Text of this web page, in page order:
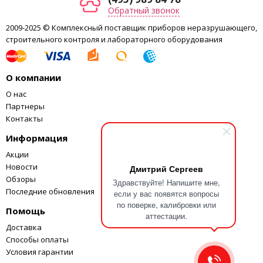
Дмитрий Сергеев
Здравствуйте! Напишите мне,
если у вас появятся вопросы
по поверке, калибровки или
аттестации.
Обратный звонок
2009-2025 © Комплексный поставщик приборов неразрушающего,
строительного контроля и лабораторного оборудования
О компании
О нас
Партнеры
Контакты
Информация
Акции
Новости
Обзоры
Последние обновления
Помощь
Доставка
Способы оплаты
Условия гарантии